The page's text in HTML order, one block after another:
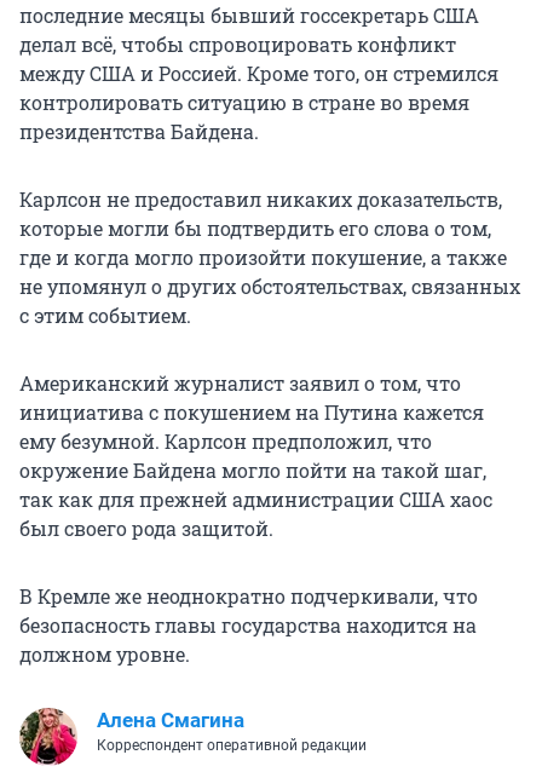
последние месяцы бывший госсекретарь США
делал всё, чтобы спровоцировать конфликт
между США и Россией. Кроме того, он стремился
контролировать ситуацию в стране во время
президентства Байдена.
Карлсон не предоставил никаких доказательств,
которые могли бы подтвердить его слова о том,
где и когда могло произойти покушение, а также
не упомянул о других обстоятельствах, связанных
с этим событием.
Американский журналист заявил о том, что
инициатива с покушением на Путина кажется
ему безумной. Карлсон предположил, что
окружение Байдена могло пойти на такой шаг,
так как для прежней администрации США хаос
был своего рода защитой.
В Кремле же неоднократно подчеркивали, что
безопасность главы государства находится на
должном уровне.
Алена Смагина
Корреспондент оперативной редакции